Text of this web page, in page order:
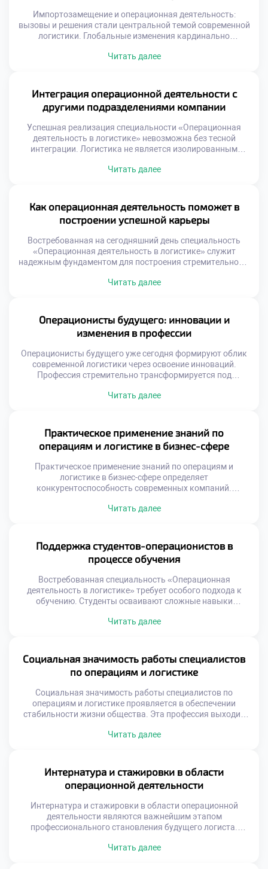
Импортозамещение и операционная деятельность:
вызовы и решения стали центральной темой современной
логистики. Глобальные изменения кардинально
ресурсов. Специалистам приходится выстраивать новые
новым условиям требует нестандартного мышления и
гибкости. Трансформация экономики создает
уникальный спрос на квалифицированные кадры.
Работодатели ищут специалистов, […]
Читать далее
Интеграция операционной деятельности с
другими подразделениями компании
Успешная реализация специальности «Операционная
деятельность в логистике» невозможна без тесной
интеграции. Логистика не является изолированным
Эффективность операций напрямую зависит от качества
интересов. Синергия подразделений создает устойчивое
конкурентное преимущество бизнеса. Многие компании
страдают от функциональных разрывов и локальной
оптимизации. Склад работает […]
Читать далее
Как операционная деятельность поможет в
построении успешной карьеры
Востребованная на сегодняшний день специальность
«Операционная деятельность в логистике» служит
надежным фундаментом для построения стремительной и
программа формирует универсальный набор
реальный инструмент профессионального роста.
Логистическая отрасль отличается высокой динамикой
развития и постоянным расширением. Карьерные лифты
здесь работают быстрее, чем […]
Читать далее
Операционисты будущего: инновации и
изменения в профессии
Операционисты будущего уже сегодня формируют облик
современной логистики через освоение инноваций.
Профессия стремительно трансформируется под
прошлое безвозвратно. На смену им приходят
Гуманитарный аспект работы приобретает новое
звучание. Выпускники должны быть готовы к
постоянным переменам. Технологический прогресс
меняет требования к компетенциям. […]
Читать далее
Практическое применение знаний по
операциям и логистике в бизнес-сфере
Практическое применение знаний по операциям и
логистике в бизнес-сфере определяет
конкурентоспособность современных компаний.
реальную реализацию на предприятиях. Бизнес ожидает
должны трансформироваться в измеримые
экономические результаты. Понимание этого принципа
отличает профессионала от теоретика. Работодатели
ценят прикладные навыки выше академических
достижений. Способность […]
Читать далее
Поддержка студентов-операционистов в
процессе обучения
Востребованная специальность «Операционная
деятельность в логистике» требует особого подхода к
обучению. Студенты осваивают сложные навыки
потоками. Успешное усвоение программы невозможно
роста. Поддержка является фундаментом формирования
компетентного специалиста. Образовательный процесс
сочетает теорию с интенсивной практикой. Наставники
помогают преодолевать трудности на […]
Читать далее
Социальная значимость работы специалистов
по операциям и логистике
Социальная значимость работы специалистов по
операциям и логистике проявляется в обеспечении
стабильности жизни общества. Эта профессия выходит
складского учета. Логисты формируют невидимый
функционирование городов и поселений. Понимание этой
миссии меняет отношение к учебному процессу. Многие
абитуриенты видят в […]
Читать далее
Интернатура и стажировки в области
операционной деятельности
Интернатура и стажировки в области операционной
деятельности являются важнейшим этапом
профессионального становления будущего логиста.
только через призму реальной практики. Без погружения
Читать далее